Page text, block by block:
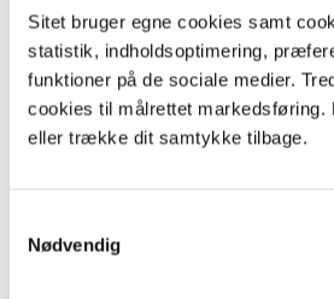
Sitet bruger egne cookies samt
statistik, indholdsoptimering,
funktioner på de sociale medier.
cookies til målrettet markedsføring.
eller trække dit samtykke tilbage.
Nødvendig
være svær at få øje på. Den lever i